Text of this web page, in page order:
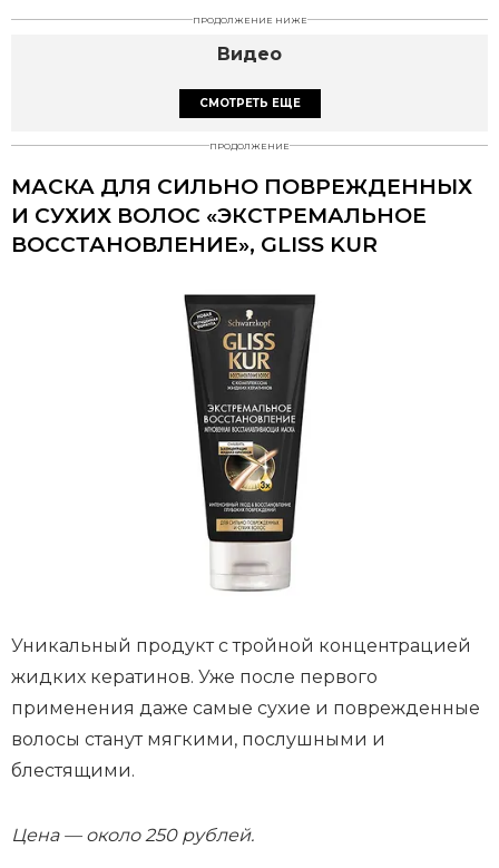
ПРОДОЛЖЕНИЕ НИЖЕ
Видео
СМОТРЕТЬ ЕЩЕ
ПРОДОЛЖЕНИЕ
МАСКА ДЛЯ СИЛЬНО ПОВРЕЖДЕННЫХ
И СУХИХ ВОЛОС «ЭКСТРЕМАЛЬНОЕ
ВОССТАНОВЛЕНИЕ», GLISS KUR
Уникальный продукт с тройной концентрацией
жидких кератинов. Уже после первого
применения даже самые сухие и поврежденные
волосы станут мягкими, послушными и
блестящими.
Цена — около 250 рублей.